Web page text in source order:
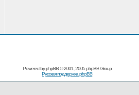
Powered byphpBB© 2001, 2005 phpBB Group
Русская поддержка phpBB